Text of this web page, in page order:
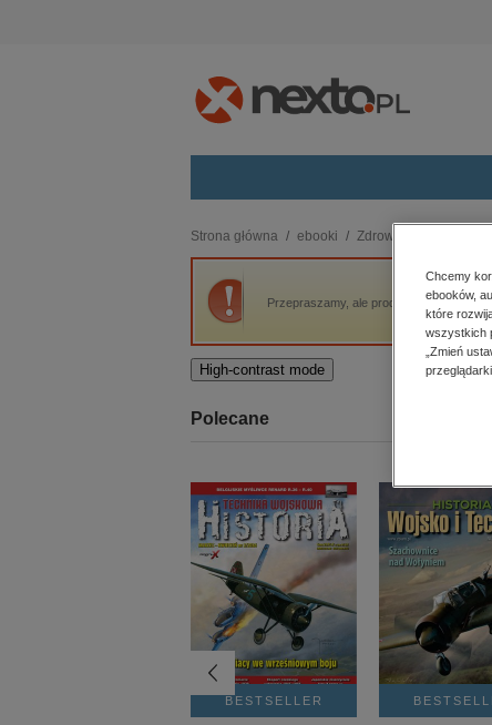
budownictwo, aranżacja wnętrz
biznesowe, branżowe, gospodarka
darmowe wydania
edukacja
kobiece, lifestyle, kultura
Strona główna ebooki Zdrowie i uroda
Przepraszamy, ale produkt „ABC
High-contrast mode
Polecane
BESTSELLER
Chcemy
ebooków,
które
wszystkich
„Zmień
przeglądarki.